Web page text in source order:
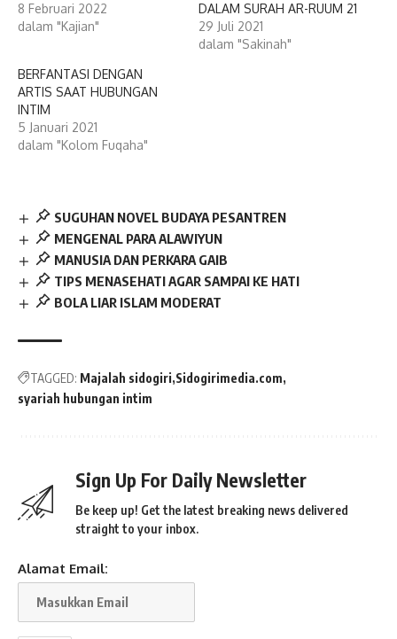
8 Februari 2022
dalam "Kajian"
DALAM SURAH AR-RUUM 21
29 Juli 2021
dalam "Sakinah"
BERFANTASI DENGAN
ARTIS SAAT HUBUNGAN
INTIM
5 Januari 2021
dalam "Kolom Fuqaha"
SUGUHAN NOVEL BUDAYA PESANTREN
MENGENAL PARA ALAWIYUN
MANUSIA DAN PERKARA GAIB
TIPS MENASEHATI AGAR SAMPAI KE HATI
BOLA LIAR ISLAM MODERAT
TAGGED: Majalah sidogiri Sidogirimedia.com
syariah hubungan intim
Sign Up For Daily Newsletter
Be keep up! Get the latest breaking news delivered
straight to your inbox.
Alamat Email: